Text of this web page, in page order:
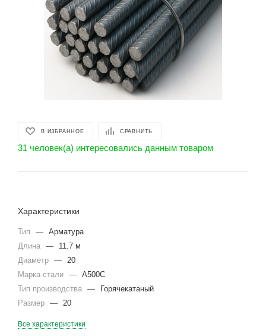
В ИЗБРАННОЕ СРАВНИТЬ
31 человек(а) интересовались данным товаром
Характеристики
Тип — Арматура
Длина —
11.7 м
Диаметр — 20
Марка стали — А500С
Тип производства —
Горячекатаный
Размер — 20
Все характеристики